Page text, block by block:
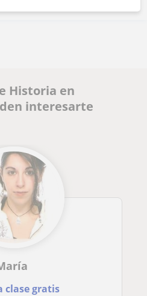
Historia en
interesarte
clase gratis